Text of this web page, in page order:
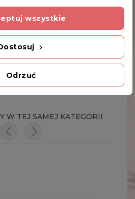
dodano żadnej recenzji.
W TEJ SAMEJ KATEGORII
Odrzuć
wszystkie